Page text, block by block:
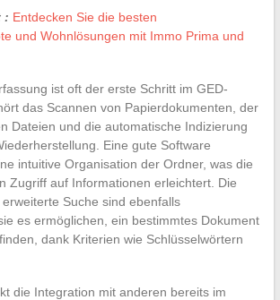
: Entdecken Sie die besten
und Wohnlösungen mit Immo Prima und
ist oft der erste Schritt im GED-
das Scannen von Papierdokumenten, der
Dateien und die automatische Indizierung
Eine gute Software
intuitive Organisation der Ordner, was die
Zugriff auf Informationen erleichtert. Die
Suche sind ebenfalls
es ermöglichen, ein bestimmtes Dokument
dank Kriterien wie Schlüsselwörtern
die Integration mit anderen bereits im